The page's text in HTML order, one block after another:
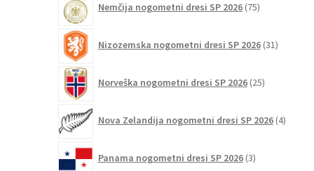
Nemčija nogometni dresi SP 2026 75izdelkov
Nizozemska nogometni dresi SP 2026 31izdelkov
Norveška nogometni dresi SP 2026 25izdelkov
Nova Zelandija nogometni dresi SP 2026 4izdelki
Panama nogometni dresi SP 2026 3izdelki